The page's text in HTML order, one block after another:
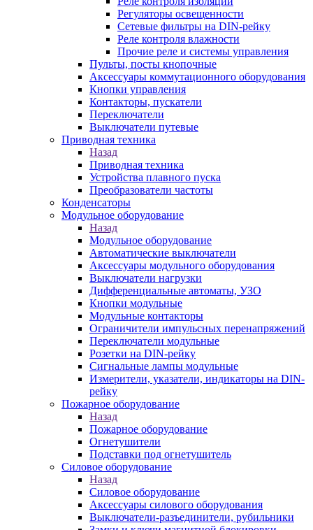
Регуляторы освещенности
Сетевые фильтры на DIN-рейку
Реле контроля влажности
Прочие реле и системы управления
Пульты, посты кнопочные
Аксессуары коммутационного оборудования
Кнопки управления
Контакторы, пускатели
Переключатели
Выключатели путевые
Приводная техника
Назад
Приводная техника
Устройства плавного пуска
Преобразователи частоты
Конденсаторы
Модульное оборудование
Назад
Модульное оборудование
Автоматические выключатели
Аксессуары модульного оборудования
Выключатели нагрузки
Дифференциальные автоматы, УЗО
Кнопки модульные
Модульные контакторы
Ограничители импульсных перенапряжений
Переключатели модульные
Розетки на DIN-рейку
Сигнальные лампы модульные
Измерители, указатели, индикаторы на DIN-
рейку
Пожарное оборудование
Назад
Пожарное оборудование
Огнетушители
Подставки под огнетушитель
Силовое оборудование
Назад
Силовое оборудование
Аксессуары силового оборудования
Выключатели-разъединители, рубильники